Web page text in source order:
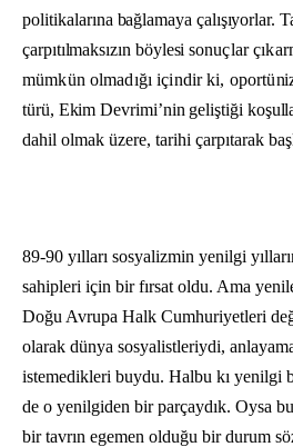
politika­larına bağlamaya çalışıyorlar.
çarpıtılmaksızın böylesi so­nuçlar
mümkün olmadığı içindir ki, oportü
türü, Ekim Devrimi’nin geliştiği
dahil olmak üzere, tarihi çarpıtarak
89-90 yılları sosyalizmin yenilgi
sahipleri için bir fırsat oldu. Ama
Doğu Avrupa Halk Cumhuriyetleri
olarak dünya sosyalistleriydi,
istemedikleri buydu. Halbu kı yenilgi
de o yenilgiden bir parçaydık. Oysa
bir tavrın egemen olduğu bir durum